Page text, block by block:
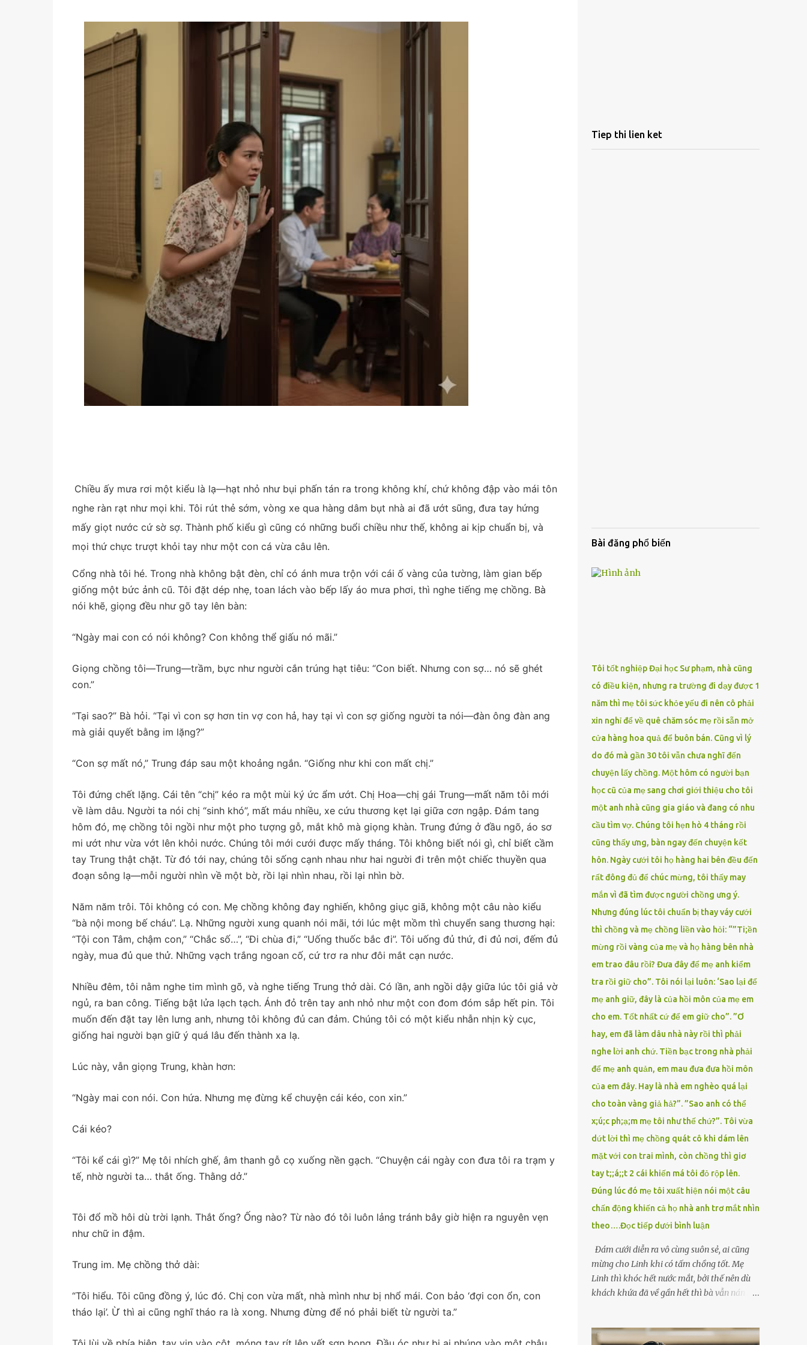
Chiều ấy mưa rơi một kiểu là lạ—hạt nhỏ như bụi phấn tán ra trong không khí, chứ không đập vào mái tôn
nghe ràn rạt như mọi khi. Tôi rút thẻ sớm, vòng xe qua hàng dâm bụt nhà ai đã ướt sũng, đưa tay hứng
mấy giọt nước cứ sờ sợ. Thành phố kiểu gì cũng có những buổi chiều như thế, không ai kịp chuẩn bị, và
mọi thứ chực trượt khỏi tay như một con cá vừa câu lên.
Cổng nhà tôi hé. Trong nhà không bật đèn, chỉ có ánh mưa trộn với cái ố vàng của tường, làm gian bếp
giống một bức ảnh cũ. Tôi đặt dép nhẹ, toan lách vào bếp lấy áo mưa phơi, thì nghe tiếng mẹ chồng. Bà
nói khẽ, giọng đều như gõ tay lên bàn:
“Ngày mai con có nói không? Con không thể giấu nó mãi.”
Giọng chồng tôi—Trung—trầm, bực như người cắn trúng hạt tiêu: “Con biết. Nhưng con sợ… nó sẽ ghét
con.”
“Tại sao?” Bà hỏi. “Tại vì con sợ hơn tin vợ con hả, hay tại vì con sợ giống người ta nói—đàn ông đàn ang
mà giải quyết bằng im lặng?”
“Con sợ mất nó,” Trung đáp sau một khoảng ngắn. “Giống như khi con mất chị.”
Tôi đứng chết lặng. Cái tên “chị” kéo ra một mùi ký ức ẩm ướt. Chị Hoa—chị gái Trung—mất năm tôi mới
về làm dâu. Người ta nói chị “sinh khó”, mất máu nhiều, xe cứu thương kẹt lại giữa cơn ngập. Đám tang
hôm đó, mẹ chồng tôi ngồi như một pho tượng gỗ, mắt khô mà giọng khàn. Trung đứng ở đầu ngõ, áo sơ
mi ướt như vừa vớt lên khỏi nước. Chúng tôi mới cưới được mấy tháng. Tôi không biết nói gì, chỉ biết cầm
tay Trung thật chặt. Từ đó tới nay, chúng tôi sống cạnh nhau như hai người đi trên một chiếc thuyền qua
đoạn sông lạ—mỗi người nhìn về một bờ, rồi lại nhìn nhau, rồi lại nhìn bờ.
Năm năm trôi. Tôi không có con. Mẹ chồng không đay nghiến, không giục giã, không một câu nào kiểu
“bà nội mong bế cháu”. Lạ. Những người xung quanh nói mãi, tới lúc mệt mồm thì chuyển sang thương hại:
“Tội con Tâm, chậm con,” “Chắc số…”, “Đi chùa đi,” “Uống thuốc bắc đi”. Tôi uống đủ thứ, đi đủ nơi, đếm đủ
ngày, mua đủ que thử. Những vạch trắng ngoan cố, cứ trơ ra như đôi mắt cạn nước.
Nhiều đêm, tôi nằm nghe tim mình gõ, và nghe tiếng Trung thở dài. Có lần, anh ngồi dậy giữa lúc tôi giả vờ
ngủ, ra ban công. Tiếng bật lửa lạch tạch. Ánh đỏ trên tay anh nhỏ như một con đom đóm sắp hết pin. Tôi
muốn đến đặt tay lên lưng anh, nhưng tôi không đủ can đảm. Chúng tôi có một kiểu nhẫn nhịn kỳ cục,
giống hai người bạn giữ ý quá lâu đến thành xa lạ.
Lúc này, vẫn giọng Trung, khàn hơn:
“Ngày mai con nói. Con hứa. Nhưng mẹ đừng kể chuyện cái kéo, con xin.”
Cái kéo?
“Tôi kể cái gì?” Mẹ tôi nhích ghế, âm thanh gỗ cọ xuống nền gạch. “Chuyện cái ngày con đưa tôi ra trạm y
tế, nhờ người ta… thắt ống. Thằng dở.”
Tôi đổ mồ hôi dù trời lạnh. Thắt ống? Ống nào? Từ nào đó tôi luôn lảng tránh bây giờ hiện ra nguyên vẹn
như chữ in đậm.
Trung im. Mẹ chồng thở dài:
“Tôi hiểu. Tôi cũng đồng ý, lúc đó. Chị con vừa mất, nhà mình như bị nhổ mái. Con bảo ‘đợi con ổn, con
tháo lại’. Ừ thì ai cũng nghĩ tháo ra là xong. Nhưng đừng để nó phải biết từ người ta.”
Tiep thi lien ket
Bài đăng phổ biến
Tôi tốt nghiệp Đại học Sư phạm, nhà cũng
có điều kiện, nhưng ra trường đi dạy được 1
năm thì mẹ tôi sức khỏe yếu đi nên cô phải
xin nghỉ để về quê chăm sóc mẹ rồi sẵn mở
cửa hàng hoa quả để buôn bán. Cũng vì lý
do đó mà gần 30 tôi vẫn chưa nghĩ đến
chuyện lấy chồng. Một hôm có người bạn
học cũ của mẹ sang chơi giới thiệu cho tôi
một anh nhà cũng gia giáo và đang có nhu
cầu tìm vợ. Chúng tôi hẹn hò 4 tháng rồi
cũng thấy ưng, bàn ngay đến chuyện kết
hôn. Ngày cưới tôi họ hàng hai bên đều đến
rất đông đủ để chúc mừng, tôi thấy may
mắn vì đã tìm được người chồng ưng ý.
Nhưng đúng lúc tôi chuẩn bị thay váy cưới
thì chồng và mẹ chồng liền vào hỏi: “”Ti;ền
mừng rồi vàng của mẹ và họ hàng bên nhà
em trao đâu rồi? Đưa đây để mẹ anh kiểm
tra rồi giữ cho”. Tôi nói lại luôn: ‘Sao lại để
mẹ anh giữ, đây là của hồi môn của mẹ em
cho em. Tốt nhất cứ để em giữ cho”. ”Ơ
hay, em đã làm dâu nhà này rồi thì phải
nghe lời anh chứ. Tiền bạc trong nhà phải
để mẹ anh quản, em mau đưa đưa hồi môn
của em đây. Hay là nhà em nghèo quá lại
cho toàn vàng giả hả?”. ”Sao anh có thể
x;ú;c ph;ạ;m mẹ tôi như thế chứ?”. Tôi vừa
dứt lời thì mẹ chồng quát cô khi dám lên
mặt với con trai mình, còn chồng thì giơ
tay t;;á;;t 2 cái khiến má tôi đỏ rộp lên.
Đúng lúc đó mẹ tôi xuất hiện nói một câu
chấn động khiến cả họ nhà anh trơ mắt nhìn
theo….Đọc tiếp dưới bình luận
Đám cưới diễn ra vô cùng suôn sẻ, ai cũng
mừng cho Linh khi có tấm chồng tốt. Mẹ
Linh thì khóc hết nước mắt, bởi thế nên dù
khách khứa đã về gần hết thì bà vẫn nán lại
được 1 năm thì mẹ cô sức khỏe yếu đi nên cô